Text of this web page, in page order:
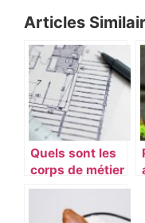
Articles
Quels sont les
corps de métier
obligatoire pour